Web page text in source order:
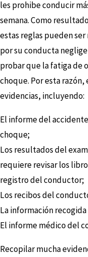
les prohibe conducir
semana. Como
estas reglas pueden ser
por su conducta
probar que la fatiga de
choque. Por esta
evidencias, incluyendo:
El informe del
choque;
Los resultados del
requiere revisar los
registro del conductor;
Los recibos del
La información
El informe médico del
Recopilar mucha